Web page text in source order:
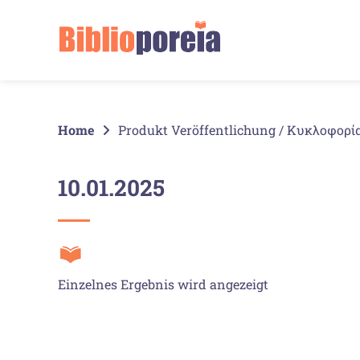
Home Produkt Veröffentlichung /
10.01.2025
Einzelnes Ergebnis wird angezeigt